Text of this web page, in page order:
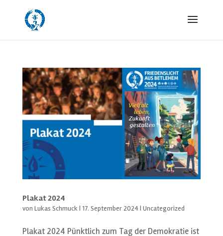
Plakat 2024
von Lukas Schmuck| 17. September 2024| Uncategorized
Plakat 2024 Pünktlich zum Tag der Demokratie ist